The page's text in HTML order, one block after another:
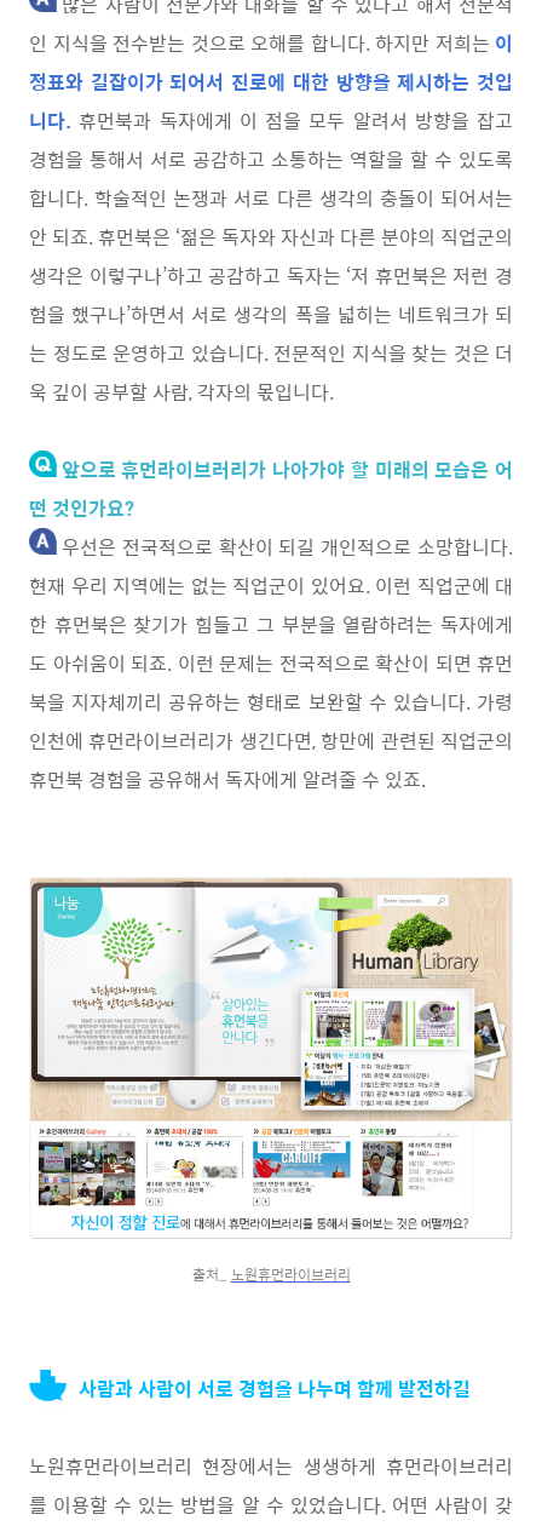
인 지식을 전수받는 것으로 오해를 합니다. 하지만 저희는 이
정표와 길잡이가 되어서 진로에 대한 방향을 제시하는 것입
니다. 휴먼북과 독자에게 이 점을 모두 알려서 방향을 잡고
경험을 통해서 서로 공감하고 소통하는 역할을 할 수 있도록
합니다. 학술적인 논쟁과 서로 다른 생각의 충돌이 되어서는
안 되죠. 휴먼북은 ‘젊은 독자와 자신과 다른 분야의 직업군의
생각은 이렇구나’하고 공감하고 독자는 ‘저 휴먼북은 저런 경
험을 했구나’하면서 서로 생각의 폭을 넓히는 네트워크가 되
는 정도로 운영하고 있습니다. 전문적인 지식을 찾는 것은 더
욱 깊이 공부할 사람, 각자의 몫입니다.
앞으로 휴먼라이브러리가 나아가야 할 미래의 모습은 어
떤 것인가요?
우선은 전국적으로 확산이 되길 개인적으로 소망합니다.
현재 우리 지역에는 없는 직업군이 있어요. 이런 직업군에 대
한 휴먼북은 찾기가 힘들고 그 부분을 열람하려는 독자에게
도 아쉬움이 되죠. 이런 문제는 전국적으로 확산이 되면 휴먼
북을 지자체끼리 공유하는 형태로 보완할 수 있습니다. 가령
인천에 휴먼라이브러리가 생긴다면, 항만에 관련된 직업군의
휴먼북 경험을 공유해서 독자에게 알려줄 수 있죠.
출처_ 노원휴먼라이브러리
사람과 사람이 서로 경험을 나누며 함께 발전하길
노원휴먼라이브러리 현장에서는 생생하게 휴먼라이브러리
를 이용할 수 있는 방법을 알 수 있었습니다. 어떤 사람이 갖